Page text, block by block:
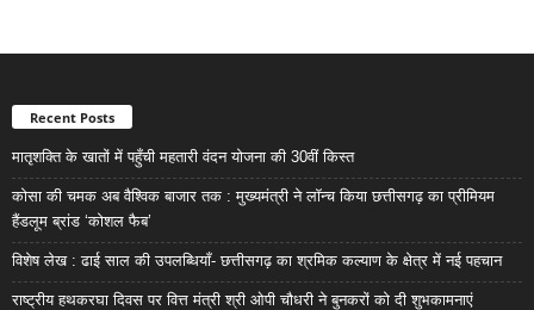
Recent Posts
मातृशक्ति के खातों में पहुँची महतारी वंदन योजना की 30वीं किस्त
कोसा की चमक अब वैश्विक बाजार तक : मुख्यमंत्री ने लॉन्च किया छत्तीसगढ़ का प्रीमियम
हैंडलूम ब्रांड ‘कोशल फैब’
विशेष लेख : ढाई साल की उपलब्धियाँ- छत्तीसगढ़ का श्रमिक कल्याण के क्षेत्र में नई पहचान
राष्ट्रीय हथकरघा दिवस पर वित्त मंत्री श्री ओपी चौधरी ने बुनकरों को दी शुभकामनाएं